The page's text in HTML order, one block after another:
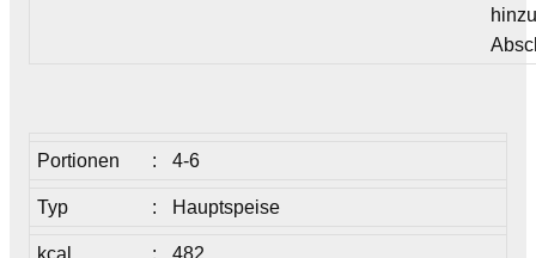
Portionen : 4-6
Typ : Hauptspeise
kcal : 482